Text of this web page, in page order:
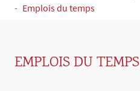
Emplois du temps
EMPLOIS DU TEMPS